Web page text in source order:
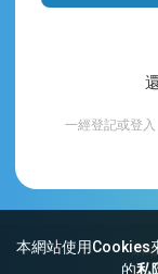
本網站使用Cookies
的私
一經登記或登
網